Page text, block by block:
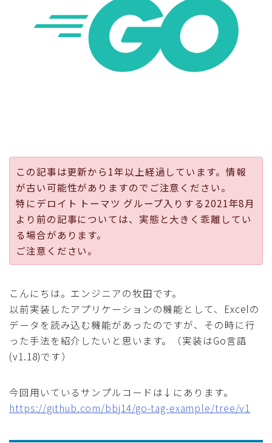
リモートワーク
この記事は更新から1年以上経過しています。情報
が古い可能性がありますのでご注意ください。
特にデロイト トーマツ グループ入りする2021年8月
より前の記事については、実態と大きく乖離してい
る場合があります。
ご注意ください。
こんにちは。エンジニアの牧田です。
以前実装したアプリケーションの機能として、Excelの
データを読み込む機能があったのですが、その時に行
った手法を紹介したいと思います。（実装はGo言語
(v1.18)です）
今回用いているサンプルコードは↓にあります。
https://github.com/bbj14/go-tag-example/tree/v1